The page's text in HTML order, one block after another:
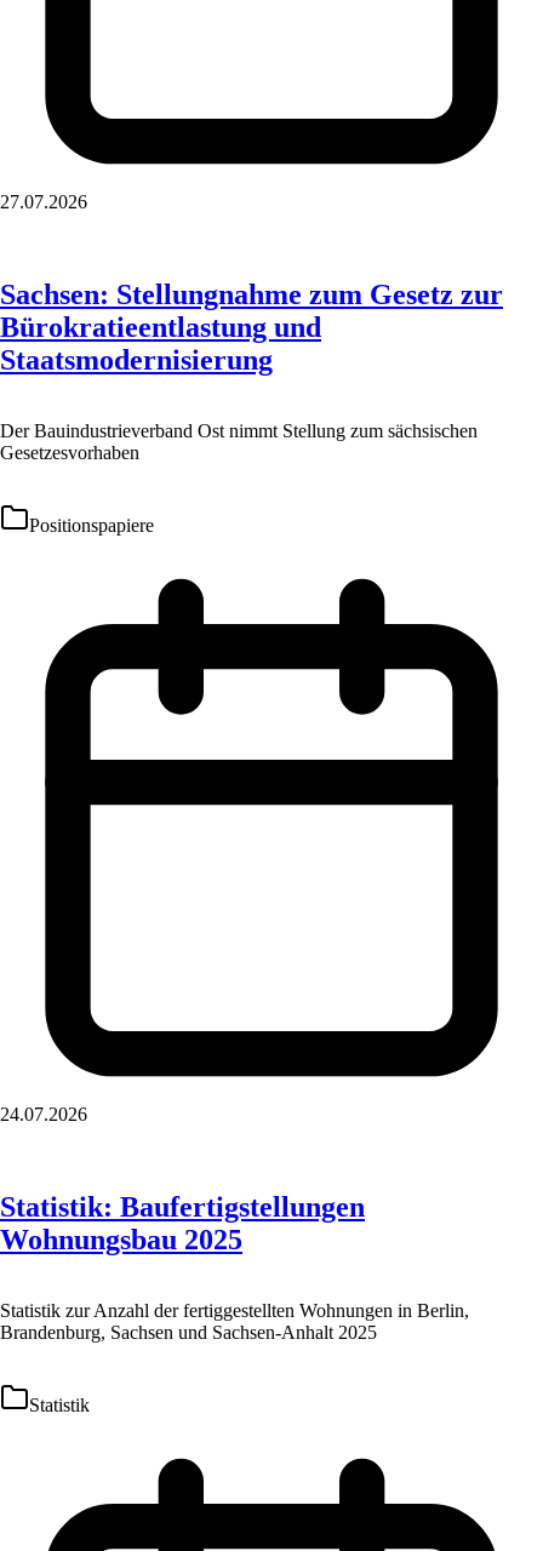
27.07.2026
Sachsen: Stellungnahme zum Gesetz zur
Bürokratieentlastung und
Staatsmodernisierung
Der Bauindustrieverband Ost nimmt Stellung zum sächsischen
Gesetzesvorhaben
Positionspapiere
24.07.2026
Statistik: Baufertigstellungen
Wohnungsbau 2025
Statistik zur Anzahl der fertiggestellten Wohnungen in Berlin,
Brandenburg, Sachsen und Sachsen-Anhalt 2025
Statistik